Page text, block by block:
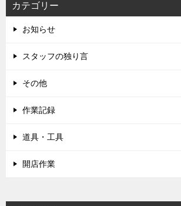
カテゴリー
お知らせ
スタッフの独り言
その他
作業記録
道具・工具
開店作業